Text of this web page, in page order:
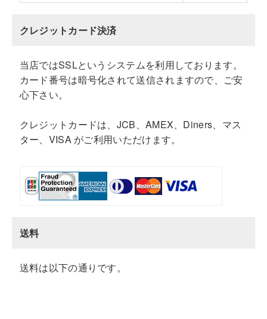
クレジットカード決済
当店ではSSLというシステムを利用しております。
カード番号は暗号化されて送信されますので、ご安
心下さい。
クレジットカードは、JCB、AMEX、Diners、マス
ター、VISA がご利用いただけます。
送料
送料は以下の通りです。